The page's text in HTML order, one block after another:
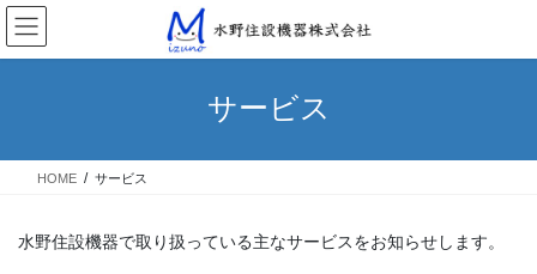
コ
ン
テ
ス
ナ
ビ
ゲ
ン
サービス
HOME サービス
水野住設機器で取り扱っている主なサービスをお知らせします。